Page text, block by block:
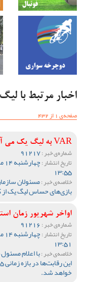
اخبار مرتبط با
صفحه‌ی 1 از 432
VAR به لیگ یک می آید؟!
شماره‌ی خبر :
تاریخ انتشار :
13:55
خلاصه‌ی خبر :مسئولان
بازی‌های حساس لیگ یک از
اواخر شهریور زمان
شماره‌ی خبر :
تاریخ انتشار :
13:51
خلاصه‌ی خبر :با اعلام
خواهد شد.